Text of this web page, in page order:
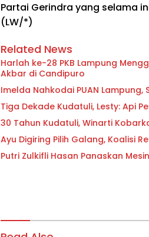
Partai Gerindra yang selama
(LW/*)
Related News
Harlah ke-28 PKB Lampung
Akbar di Candipuro
Imelda Nahkodai PUAN Lampung,
Tiga Dekade Kudatuli, Lesty: Api
30 Tahun Kudatuli, Winarti
Ayu Digiring Pilih Galang, Koalisi
Putri Zulkifli Hasan Panaskan